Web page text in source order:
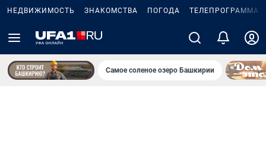
НЕДВИЖИМОСТЬ ЗНАКОМСТВА ПОГОДА ТЕЛЕПРОГРАММА
Самое соленое озеро Башкирии